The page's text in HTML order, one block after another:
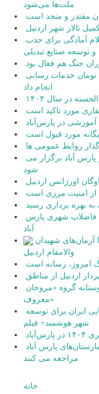
ملت‌ها می‌شود
مقتدر و متحد است
توسعه صنایع تبدیلی
جنگ هم فعال بود
انجام داد
مورد تاکید است
در پارس‌آباد
روابط عمومی ها
شود
اورژانس اردبیل
از امنیت مرزی است
آباد
والامقام اردبیل
امروز، رسانه است
اردبیل از مناطق
معروف»
شهر هوشمند+ فیلم
مراجعه می کنند
خانه